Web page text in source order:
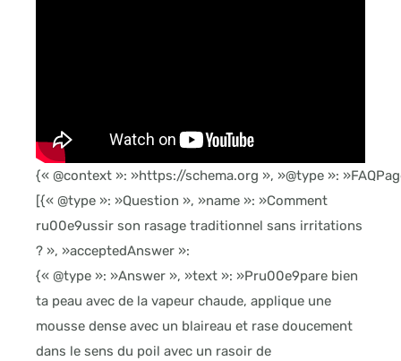
{« @context »: »https://schema.org », »@type »:
[{« @type »: »Question », »name »: »Comment
ru00e9ussir son rasage traditionnel sans irritations
? », »acceptedAnswer »:
{« @type »: »Answer », »text »: »Pru00e9pare bien
ta peau avec de la vapeur chaude, applique une
mousse dense avec un blaireau et rase doucement
dans le sens du poil avec un rasoir de